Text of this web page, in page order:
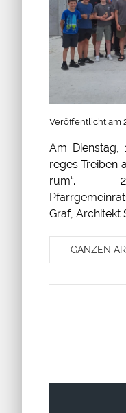
Veröffentlicht am
Am Dienstag,
reges Treiben
rum“.
Graf, Architekt
GANZEN